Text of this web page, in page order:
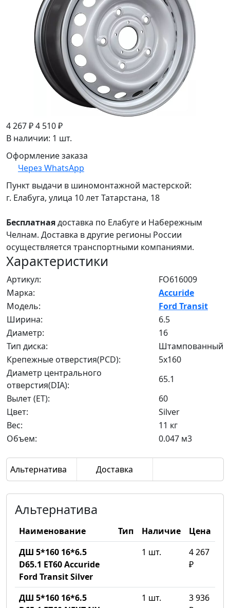
4 267 ₽4 510 ₽
В наличии: 1 шт.
Оформление заказа
Через WhatsApp
Пункт выдачи в шиномонтажной мастерской:
г. Елабуга, улица 10 лет Татарстана, 18
Бесплатнаядоставка по Елабуге и Набережным
Челнам. Доставка в другие регионы России
осуществляется транспортными компаниями.
Характеристики
Артикул:
FO616009
Марка:
Accuride
Модель:
Ford Transit
Ширина:
6.5
Диаметр:
16
Тип диска:
Штампованный
Крепежные отверстия(PCD):
5x160
Диаметр центрального
отверстия(DIA):
65.1
Вылет (ET):
60
Цвет:
Silver
Вес:
11 кг
Объем:
0.047 м3
Альтернатива Доставка
Альтернатива
Наименование Тип Наличие
Цена
ДШ 5*160 16*6.5
D65.1 ET60 Accuride
Ford Transit Silver
1 шт.
4 267
₽
ДШ 5*160 16*6.5
1 шт.
3 936